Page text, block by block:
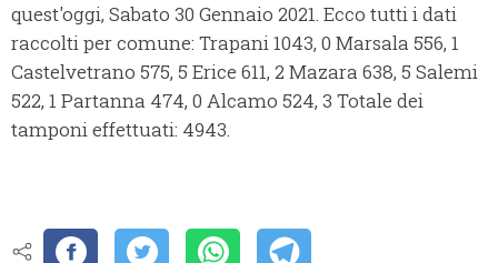
quest'oggi, Sabato 30 Gennaio 2021. Ecco tutti i dati
raccolti per comune: Trapani 1043, 0 Marsala 556, 1
Castelvetrano 575, 5 Erice 611, 2 Mazara 638, 5 Salemi
522, 1 Partanna 474, 0 Alcamo 524, 3 Totale dei
tamponi effettuati: 4943.